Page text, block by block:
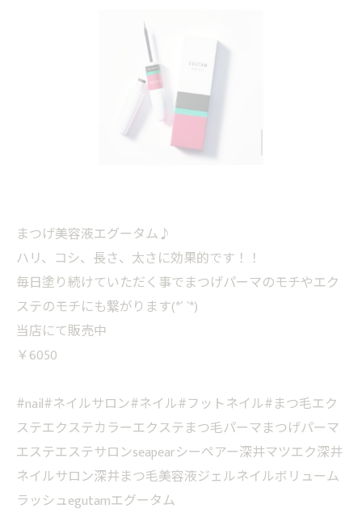
まつげ美容液エグータム♪
ハリ、コシ、長さ、太さに効果的です！！
毎日塗り続けていただく事でまつげパーマのモチやエク
ステのモチにも繋がります(*´ `*)
当店にて販売中
￥6050
#nail#ネイルサロン#ネイル#フットネイル#まつ毛エク
ステエクステカラーエクステまつ毛パーマまつげパーマ
エステエステサロンseapearシーペアー深井マツエク深井
ネイルサロン深井まつ毛美容液ジェルネイルボリューム
ラッシュegutamエグータム